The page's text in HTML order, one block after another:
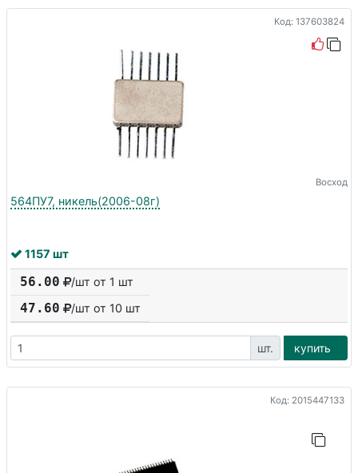
Код: 137603824
Восход
564ПУ7, никель(2006-08г)
1157 шт
56.00 /шт от 1 шт
47.60 /шт от 10 шт
шт. купить
Код: 2015447133